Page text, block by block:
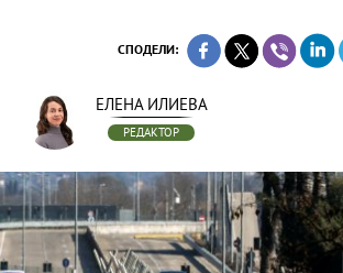
СПОДЕЛИ:
ЕЛЕНА ИЛИЕВА
РЕДАКТОР